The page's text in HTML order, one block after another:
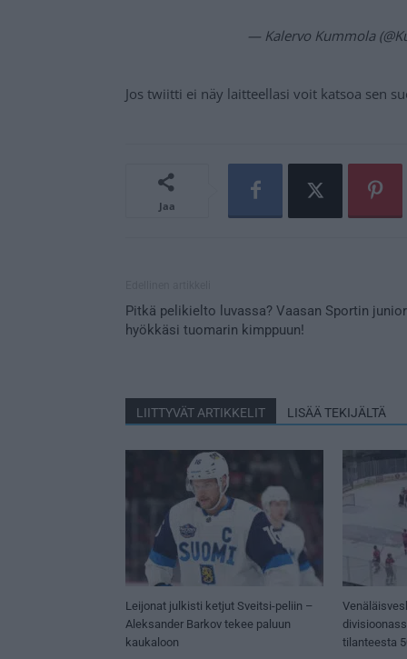
— Kalervo Kummola
Jos twiitti ei näy laitteellasi voit katsoa sen
Jaa
Pitkä pelikielto luvassa? Vaasan Sportin
hyökkäsi tuomarin kimppuun!
LIITTYVÄT ARTIKKELIT LISÄÄ TEKIJÄLTÄ
Leijonat julkisti ketjut Sveitsi-peliin –
Aleksander Barkov tekee paluun
kaukaloon
tilanteesta